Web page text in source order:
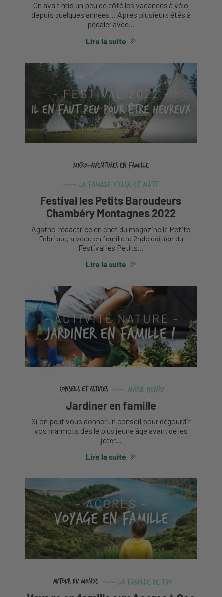
On avait mis un peu de côté les vacances à vélo
depuis quelques années… Après plusieurs étés à
pédaler avec...
Lire la suite
Micro-aventures en famille
La Famille d'Elsa et Matt
Festival les Petits Baroudeurs
Chambéry Montagnes 2022
Agathe, rédactrice en chef du magazine la Petite
Fabrique, a vécu en famille la 2nde édition du
Festival les Petits...
Lire la suite
Conseils et astuces Marie Henry
Jardiner en famille
Si on peut vous donner un conseil pour dégourdir
vos marmots dès le plus jeune âge avant de les
jeter...
Lire la suite
Autour du monde La famille de Tao